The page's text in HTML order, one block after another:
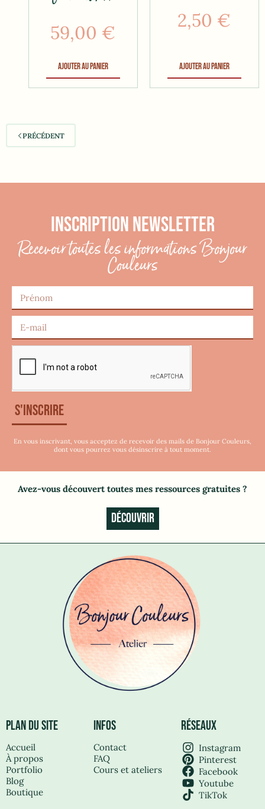
59,00 €
Ajouter au panier
2,50 €
Ajouter au panier
PRÉCÉDENT
INSCRIPTION NEWSLETTER
Recevoir toutes les informations Bonjour
Couleurs
S'inscrire
En vous inscrivant, vous acceptez de recevoir des mails de Bonjour Couleurs,
dont vous pourrez vous désinscrire à tout moment.
Avez-vous découvert toutes mes ressources gratuites ?
DÉCOUVRIR
PLAN DU SITE
Accueil
À propos
Portfolio
Blog
Boutique
INFOS
Contact
FAQ
Cours et ateliers
RÉSEAUX
Instagram
Pinterest
Facebook
Youtube
TikTok